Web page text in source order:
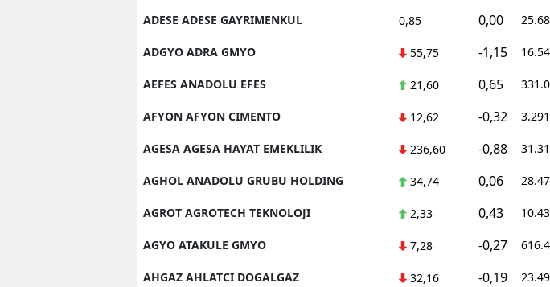
ADESE ADESE GAYRIMENKUL 0,85 0,00
ADGYO ADRA GMYO 55,75 -1,15
AEFES ANADOLU EFES 21,60 0,65
AFYON AFYON CIMENTO 12,62 -0,32
AGESA AGESA HAYAT EMEKLILIK 236,60 -0,88
AGHOL ANADOLU GRUBU HOLDING 34,74 0,06
AGROT AGROTECH TEKNOLOJI 2,33 0,43
AGYO ATAKULE GMYO 7,28 -0,27
AHGAZ AHLATCI DOGALGAZ 32,16 -0,19